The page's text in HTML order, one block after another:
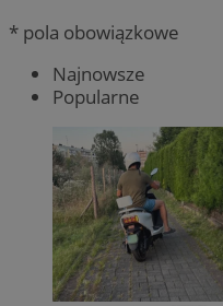
* pola obowiązkowe
Najnowsze
Popularne